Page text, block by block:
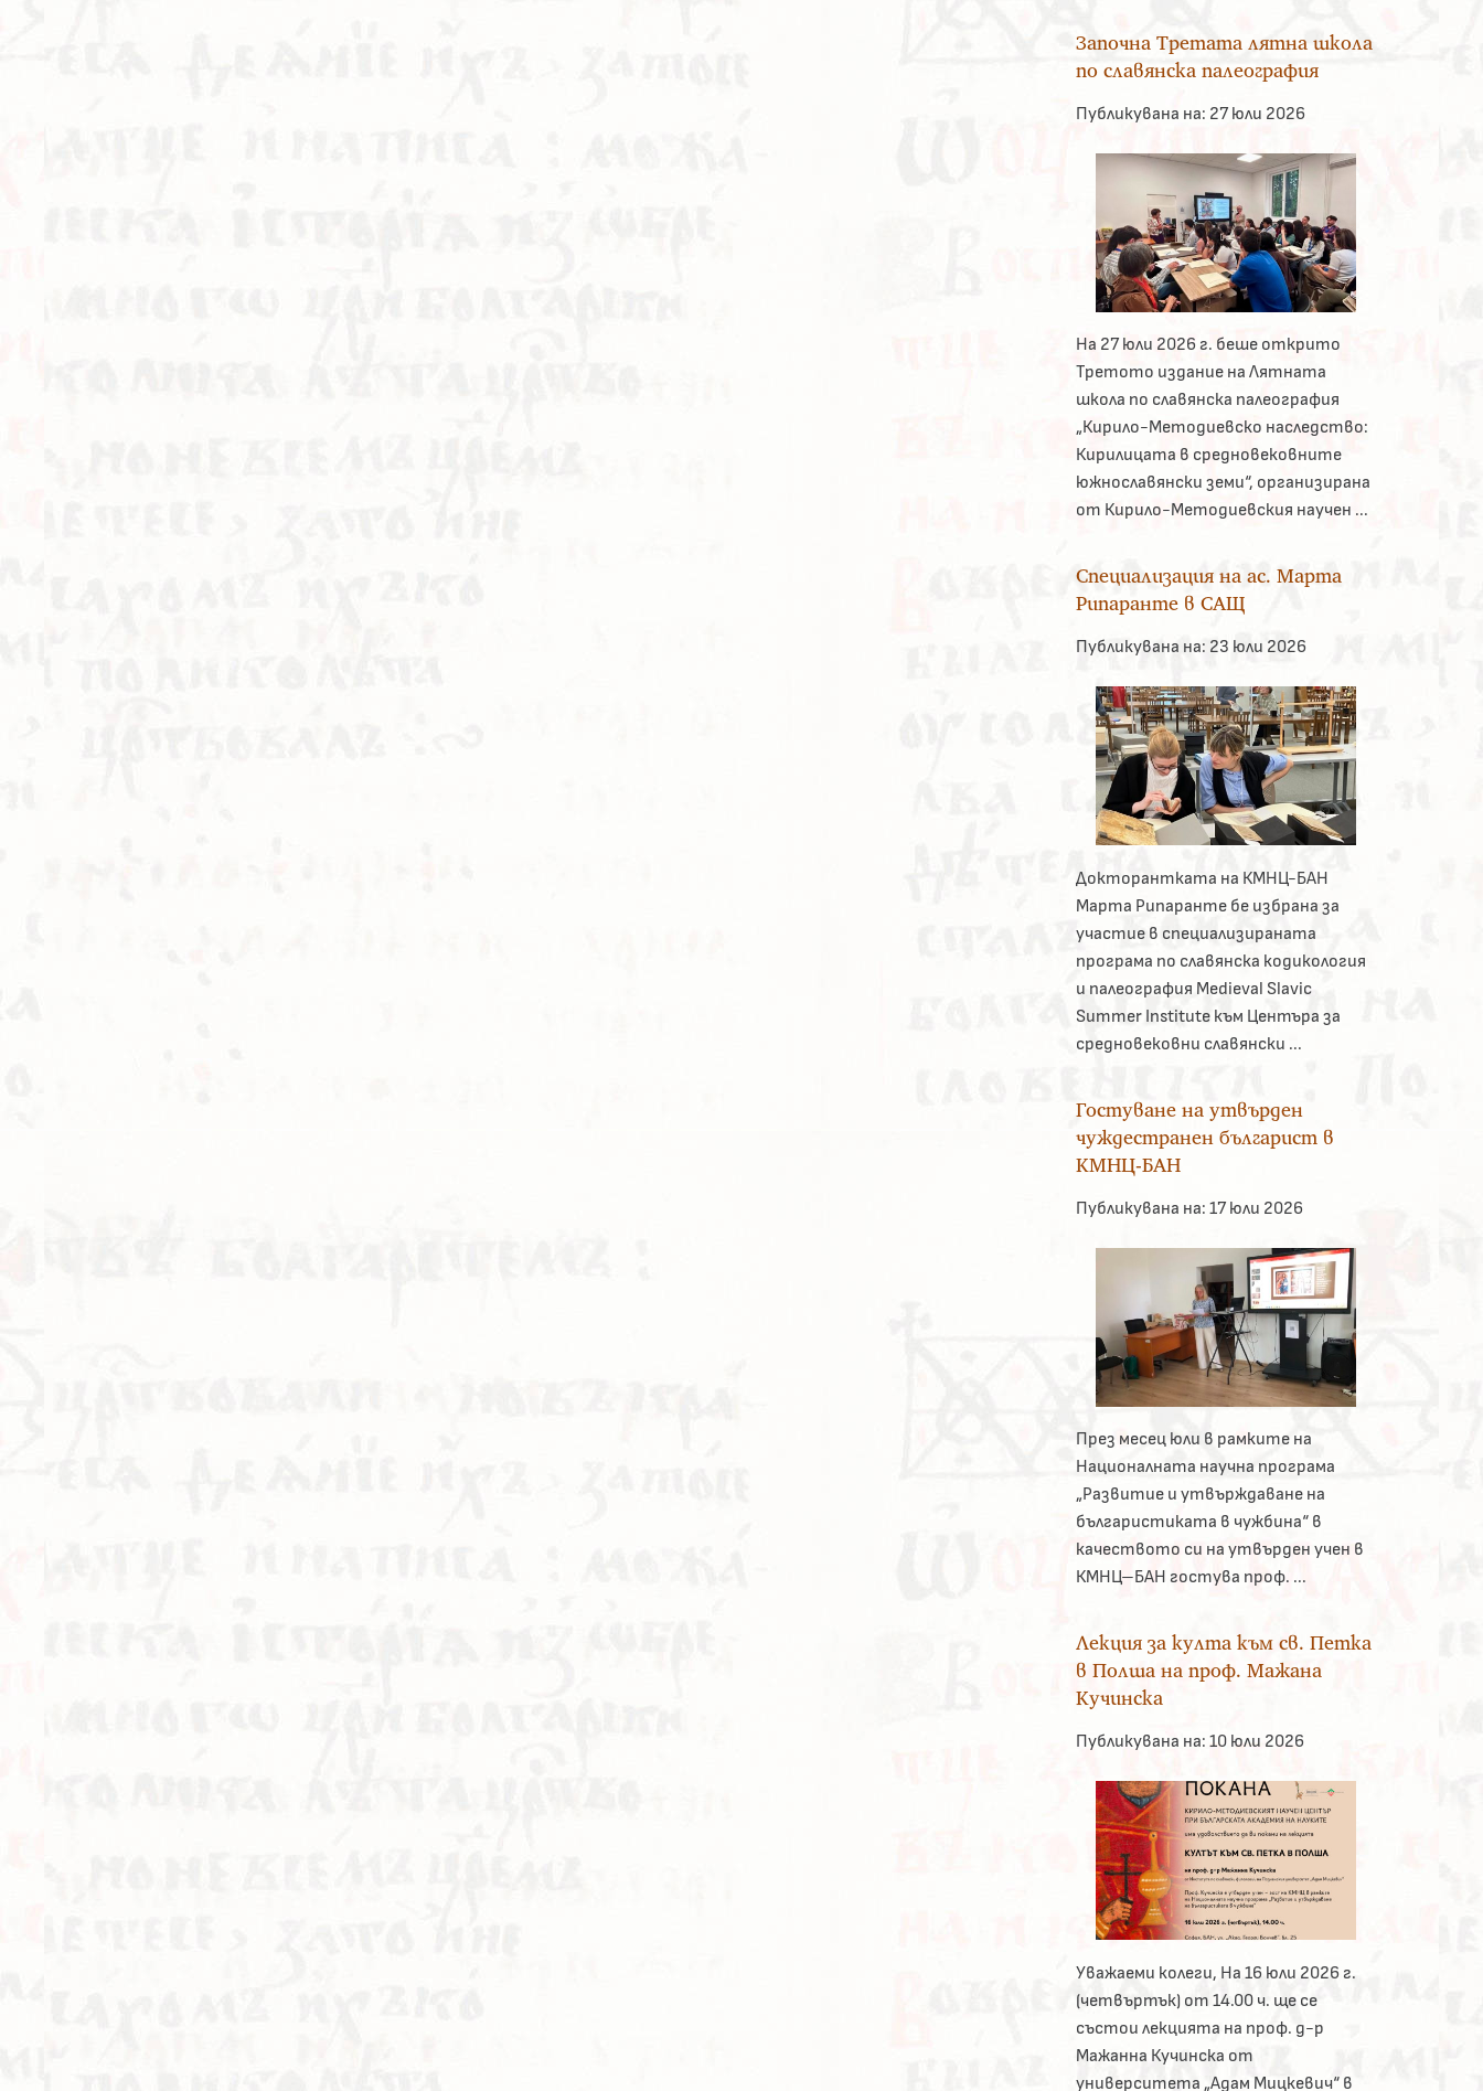
Започна Третата лятна школа
по славянска палеография
Публикувана на: 27 юли 2026
На 27 юли 2026 г. беше открито
Третото издание на Лятната
школа по славянска палеография
„Кирило-Методиевско наследство:
Кирилицата в средновековните
южнославянски земи“, организирана
от Кирило-Методиевския научен ...
Специализация на ас. Марта
Рипаранте в САЩ
Публикувана на: 23 юли 2026
Докторантката на КМНЦ-БАН
Марта Рипаранте бе избрана за
участие в специализираната
програма по славянска кодикология
и палеография Medieval Slavic
Summer Institute към Центъра за
средновековни славянски ...
Гостуване на утвърден
чуждестранен българист в
КМНЦ-БАН
Публикувана на: 17 юли 2026
През месец юли в рамките на
Националната научна програма
„Развитие и утвърждаване на
българистиката в чужбина“ в
качеството си на утвърден учен в
КМНЦ–БАН гостува проф. ...
Лекция за култа към св. Петка
в Полша на проф. Мажана
Кучинска
Публикувана на: 10 юли 2026
Уважаеми колеги, На 16 юли 2026 г.
(четвъртък) от 14.00 ч. ще се
състои лекцията на проф. д-р
Мажанна Кучинска от
университета „Адам Мицкевич“ в